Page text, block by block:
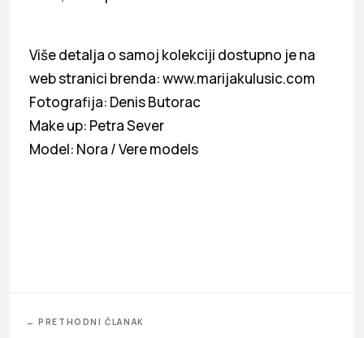
Više detalja o samoj kolekciji dostupno je na
web stranici brenda: www.marijakulusic.com
Fotografija: Denis Butorac
Make up: Petra Sever
Model: Nora / Vere models
← PRETHODNI ČLANAK